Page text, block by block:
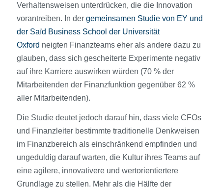
Verhaltensweisen unterdrücken, die die Innovation
vorantreiben. In der gemeinsamen Studie von EY und
der Saïd Business School der Universität
Oxford neigten Finanzteams eher als andere dazu zu
glauben, dass sich gescheiterte Experimente negativ
auf ihre Karriere auswirken würden (70 % der
Mitarbeitenden der Finanzfunktion gegenüber 62 %
aller Mitarbeitenden).
Die Studie deutet jedoch darauf hin, dass viele CFOs
und Finanzleiter bestimmte traditionelle Denkweisen
im Finanzbereich als einschränkend empfinden und
ungeduldig darauf warten, die Kultur ihres Teams auf
eine agilere, innovativere und wertorientiertere
Grundlage zu stellen. Mehr als die Hälfte der